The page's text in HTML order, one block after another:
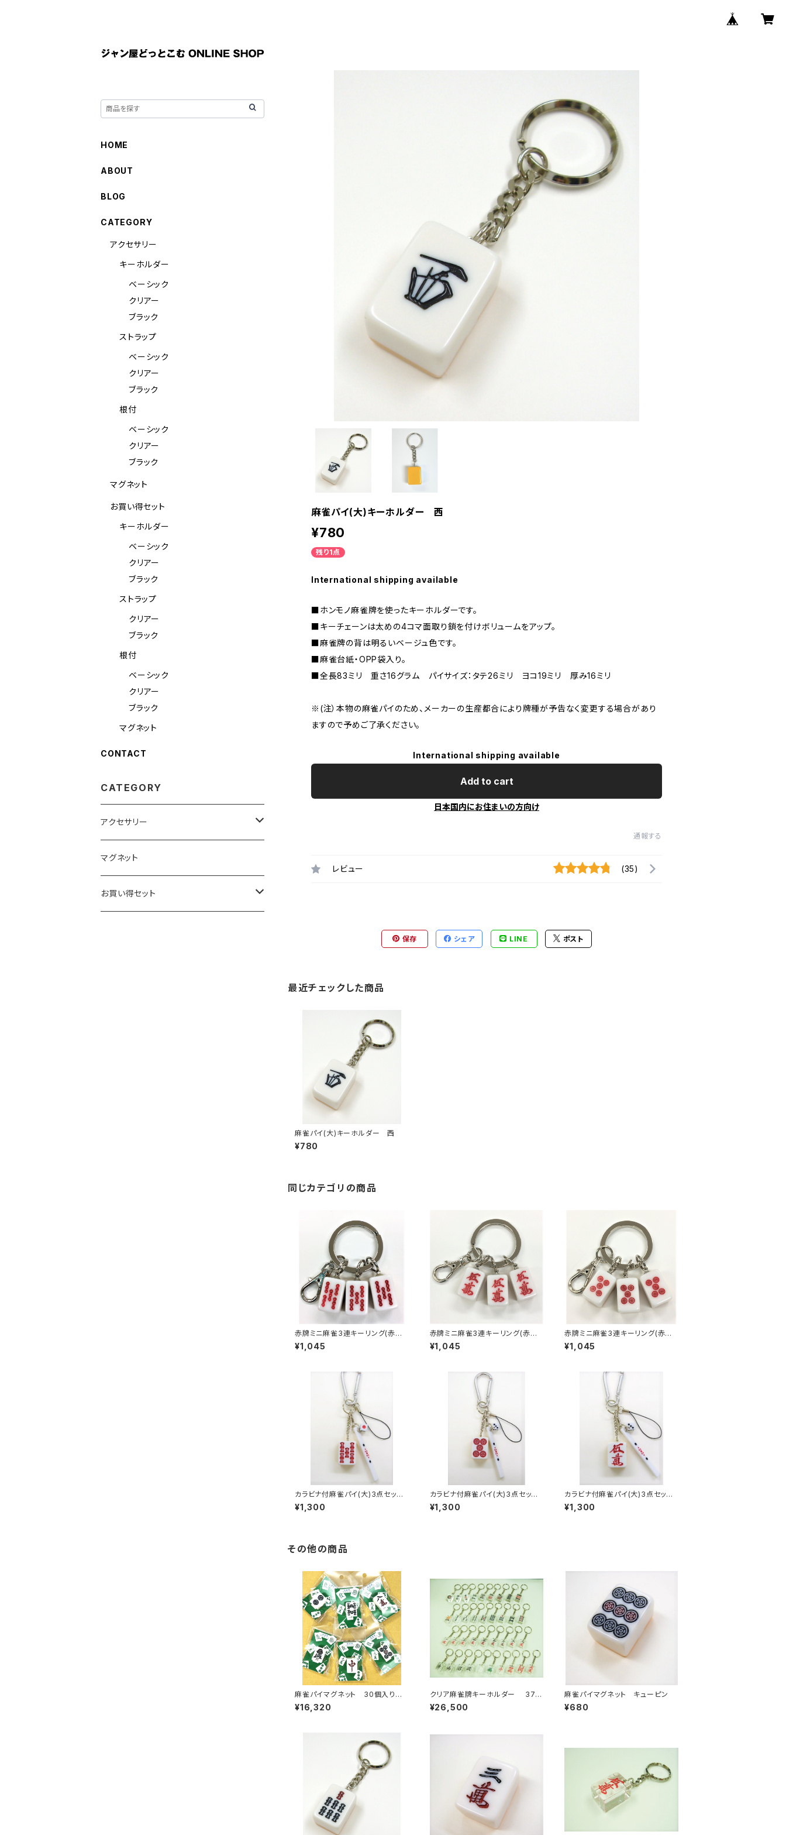
麻雀パイ(大)キーホルダー 西
¥780
残り1点
International shipping available
■ホンモノ麻雀牌を使ったキーホルダーです。
■キーチェーンは太めの4コマ面取り鎖を付けボリュームをアップ。
■麻雀牌の背は明るいベージュ色です。
■麻雀台紙・OPP袋入り。
■全長83ミリ 重さ16グラム パイサイズ：タテ26ミリ ヨコ19ミリ 厚み16ミリ
※(注）本物の麻雀パイのため、メーカーの生産都合により牌種が予告なく変更する場合があり
ますので予めご了承ください。
International shipping available
Add to cart
日本国内にお住まいの方向け
通報する
レビュー (35)
保存 シェア LINE ポスト
最近チェックした商品
麻雀パイ(大)キーホルダー 西
¥780
同じカテゴリの商品
赤牌ミニ麻雀3連キーリング(赤ウ
ーソー アンコ）
¥1,045
赤牌ミニ麻雀3連キーリング(赤ウ
ーマン アンコ）
¥1,045
赤牌ミニ麻雀3連キーリング(赤ウ
ーピン アンコ）
¥1,045
カラビナ付麻雀パイ(大)3点セット
キーホルダー 【赤ウーソー】
¥1,300
カラビナ付麻雀パイ(大)3点セット
キーホルダー 【赤ウーピン】
¥1,300
カラビナ付麻雀パイ(大)3点セット
キーホルダー 【赤ウーマン】
¥1,300
その他の商品
麻雀パイマグネット 30個入りセッ
ト 【コード：JA-635330】
¥16,320
クリア麻雀牌キーホルダー 37個
入りセット 【コード：JA-6546】
¥26,500
麻雀パイマグネット キューピン
¥680
HOME
ABOUT
BLOG
CATEGORY
アクセサリー
キーホルダー
ベーシック
クリアー
ブラック
ストラップ
ベーシック
クリアー
ブラック
根付
ベーシック
クリアー
ブラック
マグネット
お買い得セット
キーホルダー
ベーシック
クリアー
ブラック
ストラップ
クリアー
ブラック
根付
ベーシック
クリアー
ブラック
マグネット
CONTACT
CATEGORY
アクセサリー
キーホルダー
ベーシック
ストラップ
マグネット
お買い得セット